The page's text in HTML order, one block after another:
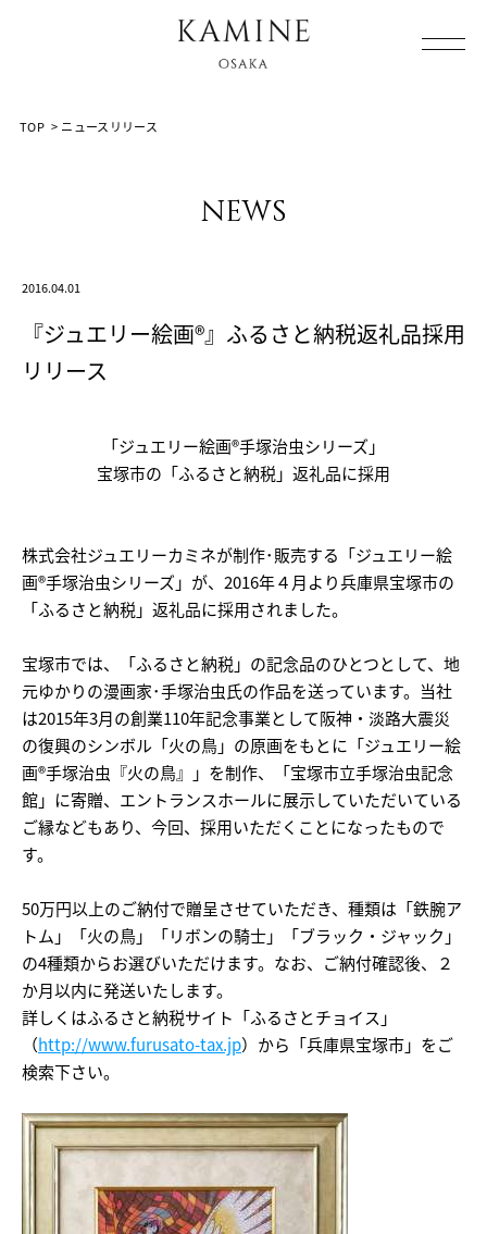
TOP > ニュースリリース
news
2016.04.01
『ジュエリー絵画®』ふるさと納税返礼品採用
リリース
「ジュエリー絵画®手塚治虫シリーズ」
宝塚市の「ふるさと納税」返礼品に採用
株式会社ジュエリーカミネが制作･販売する「ジュエリー絵
画®手塚治虫シリーズ」が、2016年４月より兵庫県宝塚市の
「ふるさと納税」返礼品に採用されました。
宝塚市では、「ふるさと納税」の記念品のひとつとして、地
元ゆかりの漫画家･手塚治虫氏の作品を送っています。当社
は2015年3月の創業110年記念事業として阪神・淡路大震災
の復興のシンボル「火の鳥」の原画をもとに「ジュエリー絵
画®手塚治虫『火の鳥』」を制作、「宝塚市立手塚治虫記念
館」に寄贈、エントランスホールに展示していただいている
ご縁などもあり、今回、採用いただくことになったもので
す。
50万円以上のご納付で贈呈させていただき、種類は「鉄腕ア
トム」「火の鳥」「リボンの騎士」「ブラック・ジャック」
の4種類からお選びいただけます。なお、ご納付確認後、２
か月以内に発送いたします。
詳しくはふるさと納税サイト「ふるさとチョイス」
（http://www.furusato-tax.jp）から「兵庫県宝塚市」をご
検索下さい。